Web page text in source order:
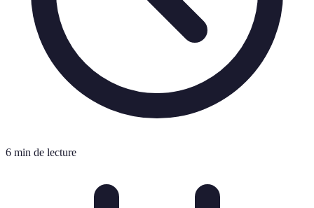
6 min de lecture